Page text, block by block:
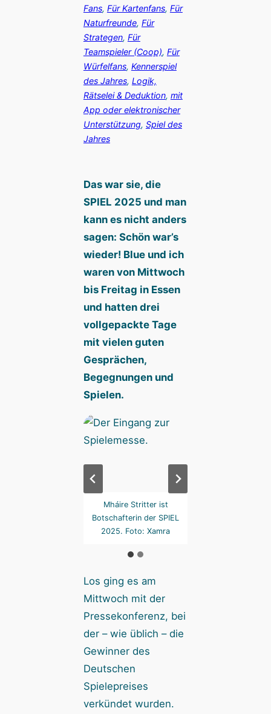
Fans, Für Kartenfans, Für
Naturfreunde, Für
Strategen, Für
Teamspieler (Coop), Für
Würfelfans, Kennerspiel
des Jahres, Logik,
Rätselei & Deduktion, mit
App oder elektronischer
Unterstützung, Spiel des
Jahres
Das war sie, die
SPIEL 2025 und man
kann es nicht anders
sagen: Schön war’s
wieder! Blue und ich
waren von Mittwoch
bis Freitag in Essen
und hatten drei
vollgepackte Tage
mit vielen guten
Gesprächen,
Begegnungen und
Spielen.
Mháire Stritter ist
Botschafterin der SPIEL
2025. Foto: Xamra
Los ging es am
Mittwoch mit der
Pressekonferenz, bei
der – wie üblich – die
Gewinner des
Deutschen
Spielepreises
verkündet wurden.